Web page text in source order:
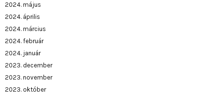
2024. május
2024. április
2024. március
2024. február
2024. január
2023. december
2023. november
2023. október